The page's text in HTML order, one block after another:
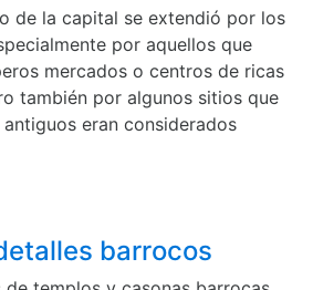
de la capital se extendió por los
por aquellos que
mercados o centros de ricas
también por algunos sitios que
eran considerados
barrocos